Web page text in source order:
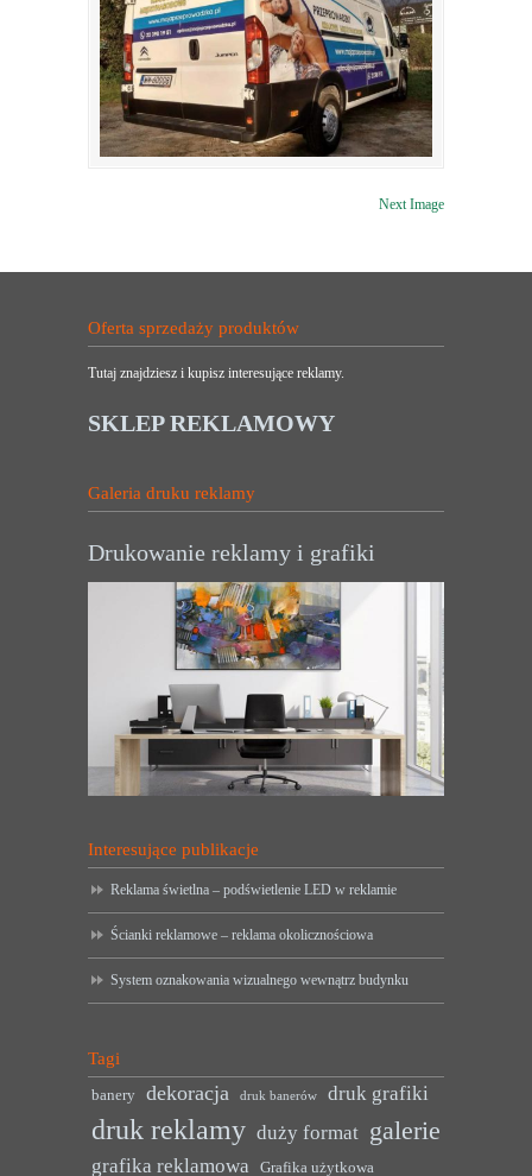
Next Image
Oferta sprzedaży produktów
Tutaj znajdziesz i kupisz interesujące reklamy.
SKLEP REKLAMOWY
Galeria druku reklamy
Drukowanie reklamy i grafiki
Interesujące publikacje
Reklama świetlna – podświetlenie LED w reklamie
Ścianki reklamowe – reklama okolicznościowa
System oznakowania wizualnego wewnątrz budynku
Tagi
banery dekoracja druk banerów druk grafiki
druk reklamy duży format galerie
grafika reklamowa Grafika użytkowa